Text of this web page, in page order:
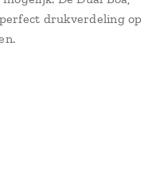
drukverdeling op